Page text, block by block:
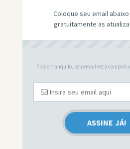
Coloque seu email
gratuitamente as
Fique tranquilo, seu email está